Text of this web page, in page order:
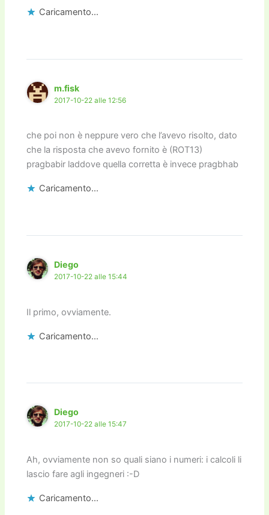
Caricamento...
m.fisk
2017-10-22 alle 12:56
che poi non è neppure vero che l’avevo risolto, dato
che la risposta che avevo fornito è (ROT13)
pragbabir laddove quella corretta è invece pragbhab
Caricamento...
Diego
2017-10-22 alle 15:44
Il primo, ovviamente.
Caricamento...
Diego
2017-10-22 alle 15:47
Ah, ovviamente non so quali siano i numeri: i calcoli li
lascio fare agli ingegneri :-D
Caricamento...